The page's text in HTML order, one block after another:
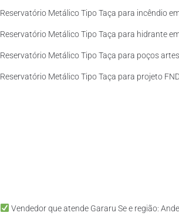
Reservatório Metálico Tipo Taça para incêndio
Reservatório Metálico Tipo Taça para hidrante
Reservatório Metálico Tipo Taça para poços
Reservatório Metálico Tipo Taça para projeto
Vendedor que atende Gararu Se e região: